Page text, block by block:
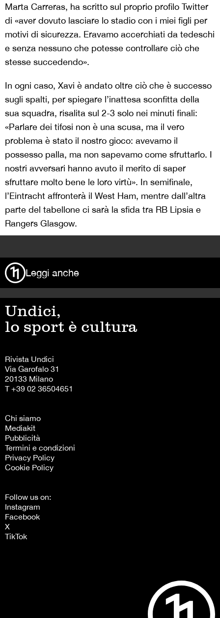
Marta Carreras, ha scritto sul proprio profilo Twitter
di «aver dovuto lasciare lo stadio con i miei figli per
motivi di sicurezza. Eravamo accerchiati da tedeschi
e senza nessuno che potesse controllare ciò che
stesse succedendo».
In ogni caso, Xavi è andato oltre ciò che è successo
sugli spalti, per spiegare l’inattesa sconfitta della
sua squadra, risalita sul 2-3 solo nei minuti finali:
«Parlare dei tifosi non è una scusa, ma il vero
problema è stato il nostro gioco: avevamo il
possesso palla, ma non sapevamo come sfruttarlo. I
nostri avversari hanno avuto il merito di saper
sfruttare molto bene le loro virtù». In semifinale,
l’Eintracht affronterà il West Ham, mentre dall’altra
parte del tabellone ci sarà la sfida tra RB Lipsia e
Rangers Glasgow.
Leggi anche
Undici,
lo sport è cultura
Rivista Undici
Via Garofalo 31
20133 Milano
T +39 02 36504651
Chi siamo
Mediakit
Pubblicità
Termini e condizioni
Privacy Policy
Cookie Policy
Follow us on:
Instagram
Facebook
X
TikTok